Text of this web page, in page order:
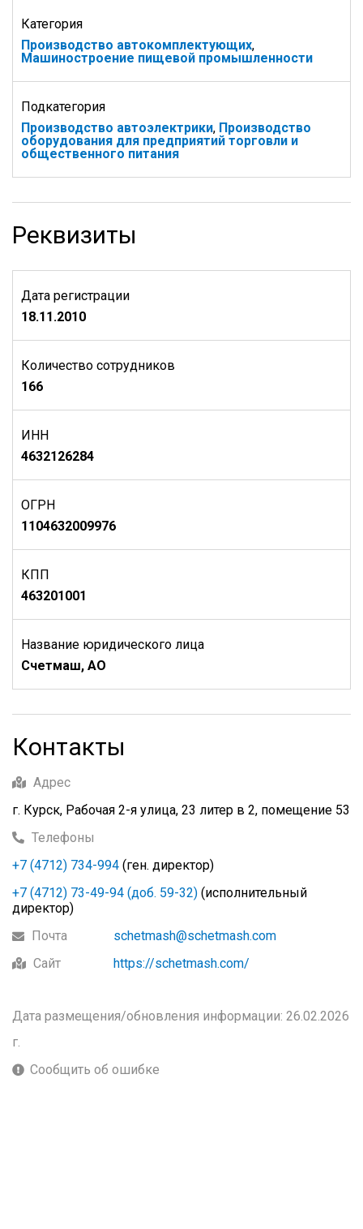
Категория
Производство автокомплектующих,
Машиностроение пищевой промышленности
Подкатегория
Производство автоэлектрики, Производство
оборудования для предприятий торговли и
общественного питания
Реквизиты
Дата регистрации
18.11.2010
Количество сотрудников
166
ИНН
4632126284
ОГРН
1104632009976
КПП
463201001
Название юридического лица
Счетмаш, АО
Контакты
Адрес
г. Курск, Рабочая 2-я улица, 23 литер в 2, помещение 53
Телефоны
+7 (4712) 734-994 (ген. директор)
+7 (4712) 73-49-94 (доб. 59-32) (исполнительный
директор)
Почта
schetmash@schetmash.com
Сайт
https://schetmash.com/
Дата размещения/обновления информации: 26.02.2026
г.
Сообщить об ошибке